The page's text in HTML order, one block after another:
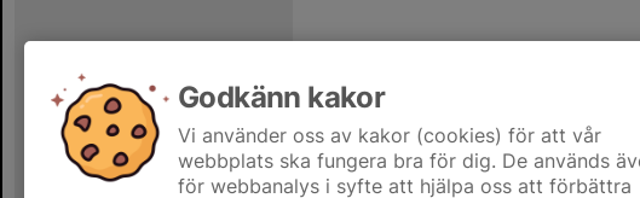
Godkänn kakor
Vi använder oss av kakor (cookies) för att vår
webbplats ska fungera bra för dig. De används
för webbanalys i syfte att hjälpa oss att förbättra